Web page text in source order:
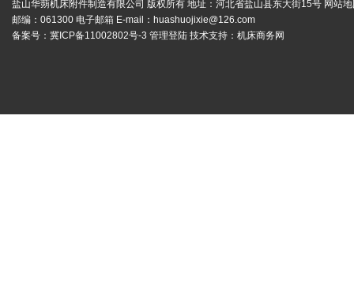
盐山华蒴机床附件制造有限公司 版权所有 地址：河北省盐山县东大街15号 网站
邮编：061300 电子邮箱 E-mail： huashuojixie@126.com
备案号： 冀ICP备11002802号-3 管理登陆 技术支持： 机床商务网